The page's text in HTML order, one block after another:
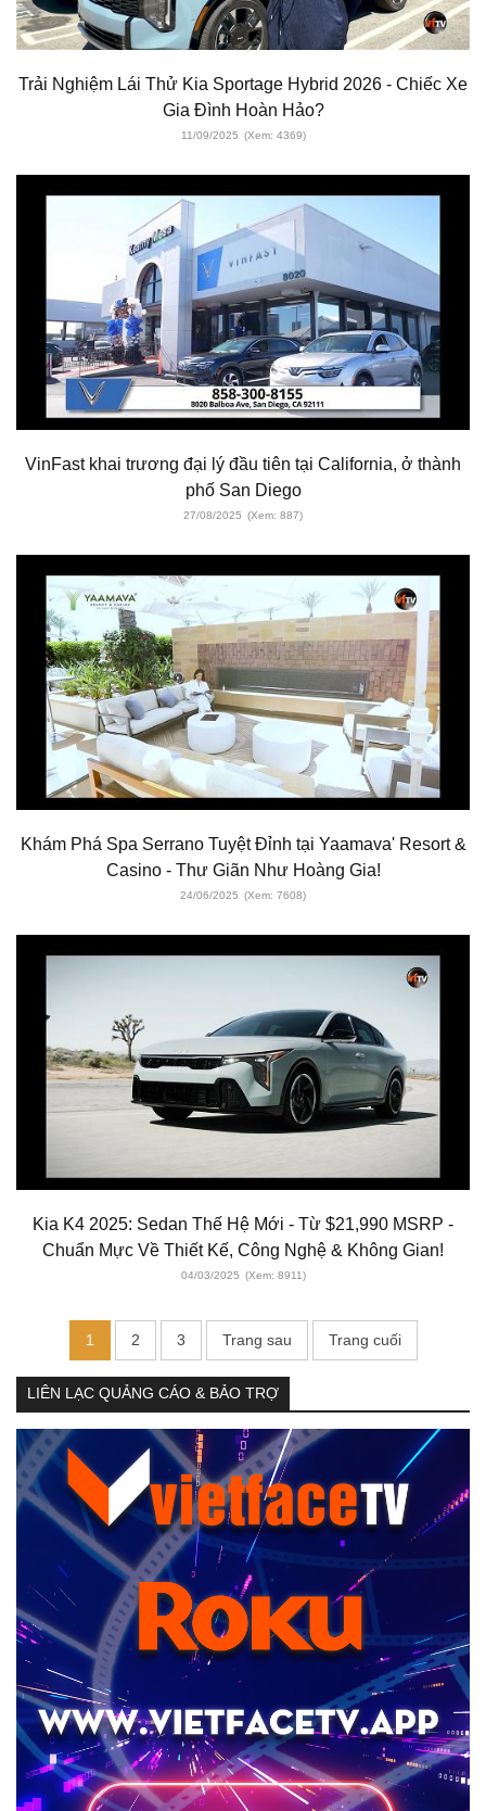
Trải Nghiệm Lái Thử Kia Sportage Hybrid 2026 - Chiếc Xe
Gia Đình Hoàn Hảo?
11/09/2025 (Xem: 4369)
VinFast khai trương đại lý đầu tiên tại California, ở thành
phố San Diego
27/08/2025 (Xem: 887)
Khám Phá Spa Serrano Tuyệt Đỉnh tại Yaamava' Resort &
Casino - Thư Giãn Như Hoàng Gia!
24/06/2025 (Xem: 7608)
Kia K4 2025: Sedan Thế Hệ Mới - Từ $21,990 MSRP -
Chuẩn Mực Về Thiết Kế, Công Nghệ & Không Gian!
04/03/2025 (Xem: 8911)
1 2 3 Trang sau Trang cuối
LIÊN LẠC QUẢNG CÁO & BẢO TRỢ